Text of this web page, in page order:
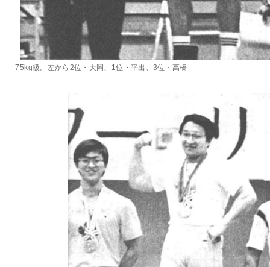
75kg級。左から2位・大岡、1位・平出、3位・高橋